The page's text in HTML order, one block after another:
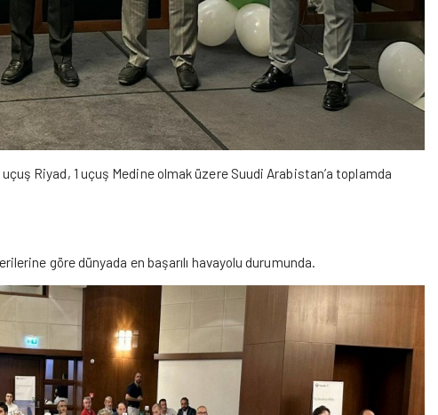
Riyad, 1 uçuş Medine olmak üzere Suudi Arabistan’a toplamda
göre dünyada en başarılı havayolu durumunda.